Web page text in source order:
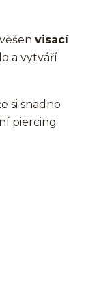
visací
a vytváří
si snadno
piercing